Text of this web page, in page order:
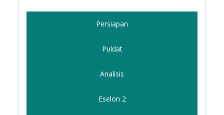
Persiapan
Puldat
Analisis
Eselon 2